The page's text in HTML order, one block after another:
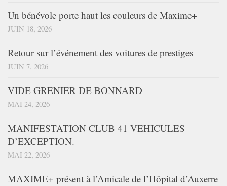
Un bénévole porte haut les couleurs de Maxime+
JUIN 18, 2026
Retour sur l’événement des voitures de prestiges
JUIN 7, 2026
VIDE GRENIER DE BONNARD
MAI 24, 2026
MANIFESTATION CLUB 41 VEHICULES
D’EXCEPTION.
MAI 22, 2026
MAXIME+ présent à l’Amicale de l’Hôpital d’Auxerre